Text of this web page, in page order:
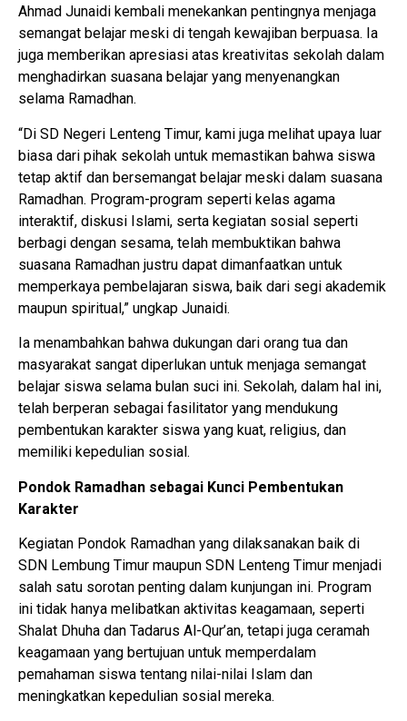
Ahmad Junaidi kembali menekankan pentingnya menjaga
semangat belajar meski di tengah kewajiban berpuasa. Ia
juga memberikan apresiasi atas kreativitas sekolah dalam
menghadirkan suasana belajar yang menyenangkan
selama Ramadhan.
“Di SD Negeri Lenteng Timur, kami juga melihat upaya luar
biasa dari pihak sekolah untuk memastikan bahwa siswa
tetap aktif dan bersemangat belajar meski dalam suasana
Ramadhan. Program-program seperti kelas agama
interaktif, diskusi Islami, serta kegiatan sosial seperti
berbagi dengan sesama, telah membuktikan bahwa
suasana Ramadhan justru dapat dimanfaatkan untuk
memperkaya pembelajaran siswa, baik dari segi akademik
maupun spiritual,” ungkap Junaidi.
Ia menambahkan bahwa dukungan dari orang tua dan
masyarakat sangat diperlukan untuk menjaga semangat
belajar siswa selama bulan suci ini. Sekolah, dalam hal ini,
telah berperan sebagai fasilitator yang mendukung
pembentukan karakter siswa yang kuat, religius, dan
memiliki kepedulian sosial.
Pondok Ramadhan sebagai Kunci Pembentukan
Karakter
Kegiatan Pondok Ramadhan yang dilaksanakan baik di
SDN Lembung Timur maupun SDN Lenteng Timur menjadi
salah satu sorotan penting dalam kunjungan ini. Program
ini tidak hanya melibatkan aktivitas keagamaan, seperti
Shalat Dhuha dan Tadarus Al-Qur’an, tetapi juga ceramah
keagamaan yang bertujuan untuk memperdalam
pemahaman siswa tentang nilai-nilai Islam dan
meningkatkan kepedulian sosial mereka.